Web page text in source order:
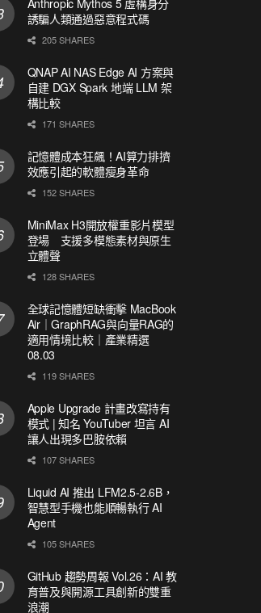
誘騙人類通過惡意程式碼
205 SHARES
QNAP AI NAS Edge AI 方案與
自建 DGX Spark 地端 LLM 架
構比較
171 SHARES
記憶體成本狂飆！AI算力排擠
效應引起的軟體瘦身革命
152 SHARES
MiniMax H3開放權重影片模型
登場 支援多模態素材與原生
立體聲
128 SHARES
全球記憶體短缺衝擊 MacBook
Air｜GraphRAG與向量RAG的
適用情境比較｜產業精選
08.03
119 SHARES
Apple Upgrade 計畫改寫持有
模式 | 知名 YouTuber 坦言 AI
讓人出現多巴胺依賴
107 SHARES
Liquid AI 推出 LFM2.5-2.6B，
智慧型手機也能順暢執行 AI
Agent
105 SHARES
GitHub 趨勢周報 Vol.26：AI 教
育普及與開源工具創新的雙重
浪潮